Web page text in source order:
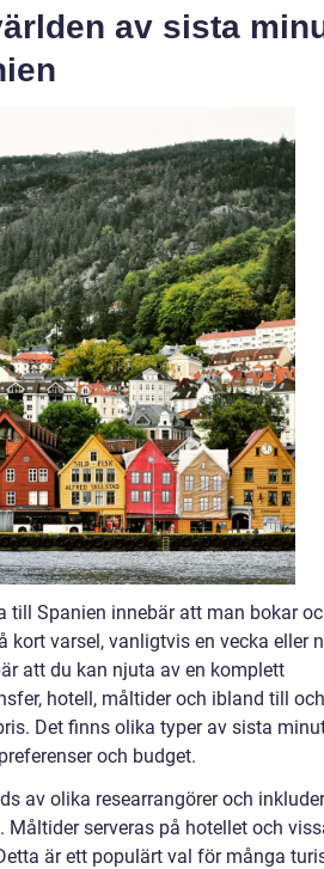
av sista
till Spanien innebär att man bokar
kort varsel, vanligtvis en vecka eller
att du kan njuta av en komplett
hotell, måltider och ibland till
Det finns olika typer av sista
och budget.
av olika researrangörer och
serveras på hotellet och
är ett populärt val för många